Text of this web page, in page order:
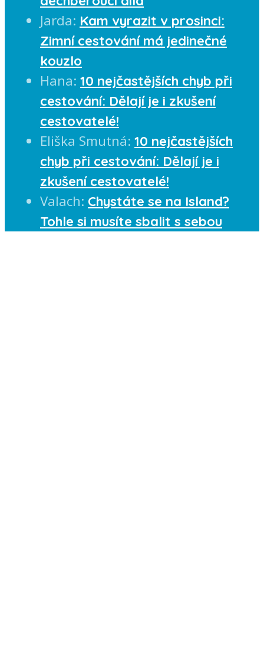
Jarda: Kam vyrazit v prosinci:
Zimní cestování má jedinečné
kouzlo
Hana: 10 nejčastějších chyb při
cestování: Dělají je i zkušení
cestovatelé!
Eliška Smutná: 10 nejčastějších
chyb při cestování: Dělají je i
zkušení cestovatelé!
Valach: Chystáte se na Island?
Tohle si musíte sbalit s sebou